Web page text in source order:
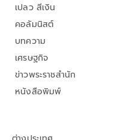
เปลว สีเงิน
คอลัมนิสต์
บทความ
เศรษฐกิจ
ข่าวพระราชสำนัก
หนังสือพิมพ์